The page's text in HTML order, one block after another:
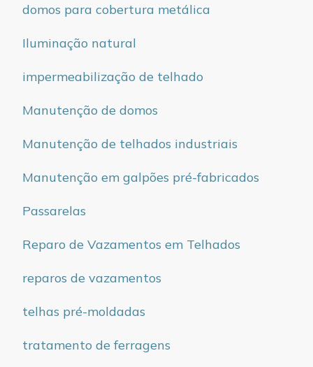
domos para cobertura metálica
Iluminação natural
impermeabilização de telhado
Manutenção de domos
Manutenção de telhados industriais
Manutenção em galpões pré-fabricados
Passarelas
Reparo de Vazamentos em Telhados
reparos de vazamentos
telhas pré-moldadas
tratamento de ferragens